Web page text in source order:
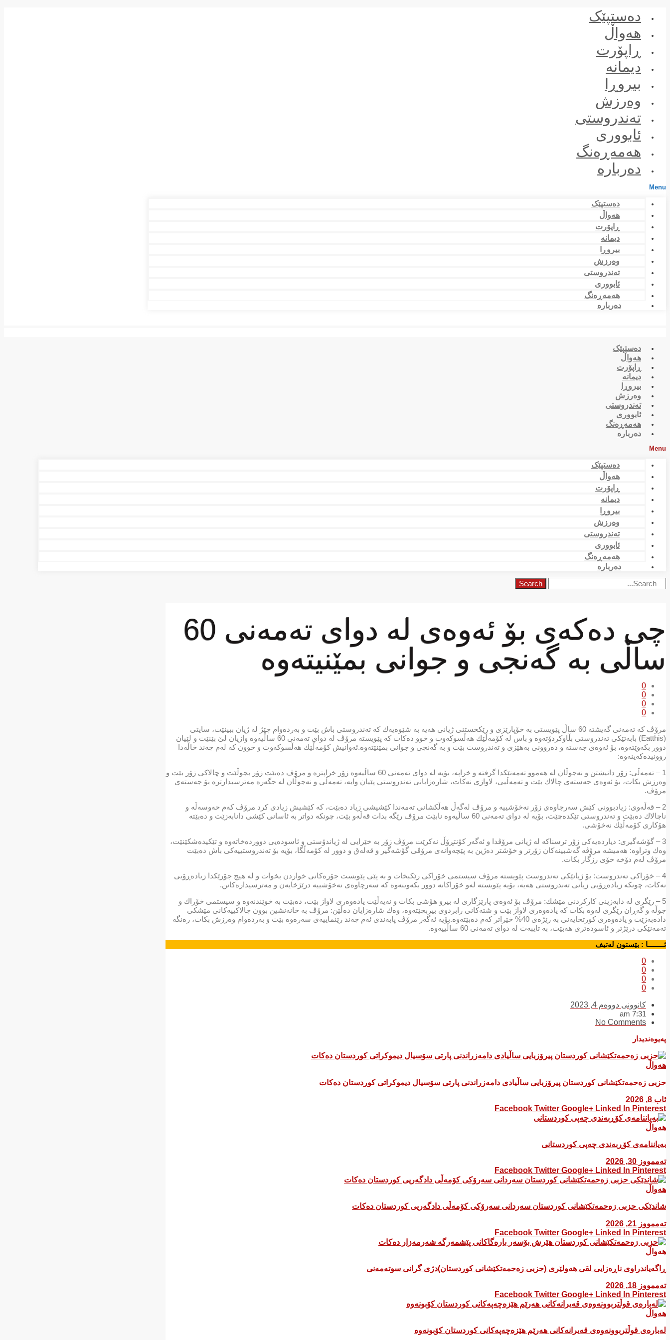
دەستپێک
هەواڵ
ڕاپۆرت
دیمانە
بیروڕا
وەرزش
تەندروستی
ئابووری
هەمەڕەنگ
دەربارە
Menu
دەستپێک
هەواڵ
ڕاپۆرت
دیمانە
بیروڕا
وەرزش
تەندروستی
ئابووری
هەمەڕەنگ
دەربارە
دەستپێک
هەواڵ
ڕاپۆرت
دیمانە
بیروڕا
وەرزش
تەندروستی
ئابووری
هەمەڕەنگ
دەربارە
Menu
دەستپێک
هەواڵ
ڕاپۆرت
دیمانە
بیروڕا
وەرزش
تەندروستی
ئابووری
هەمەڕەنگ
دەربارە
Search
چی دەكەی بۆ ئەوەی لە دوای تەمەنی 60
ساڵی بە گەنجی و جوانی بمێنیتەوە
0
0
0
0
مرۆڤ كە تەمەنی گەیشتە 60 ساڵ پێویستی بە خۆپارێزی و رێكخستنی ژیانی هەیە بە شێوەیەك كە تەندروستی باش بێت و بەردەوام چێژ لە ژیان ببینێت، سایتی
(Eatthis) بابەتێكی تەندروستی بڵاوكردۆتەوە و باس لە كۆمەڵێك هەڵسوكەوت و خوو دەكات كە پێویستە مرۆڤ لە دوای تەمەنی 60 ساڵیەوە وازیان لێ بێنێت و لێیان
دوور بكەوێتەوە، بۆ ئەوەی جەستە و دەروونی بەهێزی و تەندروست بێت و بە گەنجی و جوانی بمێنێتەوە.ئەوانیش كۆمەڵێك هەڵسوكەوت و خوون كە لەم چەند خاڵەدا
روونیدەكەینەوە:
1 – تەمەڵی: زۆر دانیشتن و نەجوڵان لە هەموو تەمەنێكدا گرفتە و خراپە، بۆیە لە دوای تەمەنی 60 ساڵیەوە زۆر خراپترە و مرۆڤ دەبێت زۆر بجوڵێت و چالاكی زۆر بێت و
وەرزش بكات، بۆ ئەوەی جەستەی چالاك بێت و تەمەڵیی، لاوازی نەكات، شارەزایانی تەندروستی پێیان وایە، تەمەڵی و نەجوڵان لە جگەرە مەترسیدارترە بۆ جەستەی
مرۆڤ.
2 – قەڵەوی: زیادبوونی كێش سەرچاوەی زۆر نەخۆشییە و مرۆڤ لەگەڵ هەڵكشانی تەمەندا كێشیشی زیاد دەبێت، كە كێشیش زیادی كرد مرۆڤ كەم حەوسەڵە و
ناچالاك دەبێت و تەندروستی تێكدەچێت، بۆیە لە دوای تەمەنی 60 ساڵیەوە نابێت مرۆڤ رێگە بدات قەڵەو بێت، چونكە دواتر بە ئاسانی كێشی دانابەزێت و دەبێتە
هۆكاری كۆمەڵێك نەخۆشی.
3 – گۆشەگیری: دیاردەیەكی زۆر ترسناكە لە ژیانی مرۆڤدا و ئەگەر كۆنتڕۆڵ نەكرێت مرۆڤ زۆر بە خێرایی لە ژیاندۆستی و ئاسودەیی دووردەخاتەوە و تێكیدەشكێنێت،
وەك وتراوە: هەمیشە مرۆڤە گەشبینەكان زۆرتر و خۆشتر دەژین بە پێچەوانەی مرۆڤی گۆشەگیر و قەلەق و دوور لە كۆمەڵگا، بۆیە بۆ تەندروستییەكی باش دەبێت
مرۆڤ لەم دۆخە خۆی رزگار بكات.
4 – خۆراكی تەندروست: بۆ ژیانێكی تەندروست پێویستە مرۆڤ سیستمی خۆراكی رێكبخات و بە پێی پێویست جۆرەكانی خواردن بخوات و لە هیچ جۆرێكدا زیادەڕۆیی
نەكات، چونكە زیادەڕۆیی زیانی تەندروستی هەیە، بۆیە پێویستە لەو خۆراكانە دوور بكەوینەوە كە سەرچاوەی نەخۆشییە درێژخایەن و مەترسیدارەكانن.
5 – رێگری لە دابەزینی كاركردنی مێشك: مرۆڤ بۆ ئەوەی پارێزگاری لە بیرو هۆشی بكات و نەیەڵێت یادەوەری لاواز بێت، دەبێت بە خوێندنەوە و سیستمی خۆراك و
جوڵە و گەڕان رێگری لەوە بكات كە یادەوەری لاواز بێت و شتەكانی رابردوی بیربچێتەوە، وەك شارەزایان دەڵێن: مرۆڤ بە خانەنشین بوون چالاكییەكانی مێشكی
دادەبەزێت و یادەوەری كورتخایەنی بە رێژەی 40% خێراتر كەم دەبێتەوە.بۆیە ئەگەر مرۆڤ پابەندی ئەم چەند رێنماییەی سەرەوە بێت و بەردەوام وەرزش بكات، رەنگە
تەمەنێكی درێژتر و ئاسودەتری هەبێت، بە تایبەت لە دوای تەمەنی 60 ساڵییەوە.
ئــــــــا : بێستون لەتیف
0
0
0
0
کانوونی دووەم 4, 2023
7:31 am
No Comments
پەیوەندیدار
هەواڵ
​حزبی زەحمەتکێشانی کوردستان پیرۆزبایی ساڵیادی دامەزراندنی پارتی سۆسیال دیموکراتی کوردستان دەکات
ئاب 8, 2026
Facebook Twitter Google+ Linked In Pinterest
هەواڵ
بەیاننامەی کۆڕبەندی چەپی کوردستانی
تەممووز 30, 2026
Facebook Twitter Google+ Linked In Pinterest
هەواڵ
شاندێکی حزبی زەحمەتکێشانی کوردستان سەردانی سەرۆکی کۆمەڵی دادگەریی کوردستان دەکات
تەممووز 21, 2026
Facebook Twitter Google+ Linked In Pinterest
هەواڵ
ڕاگەیاندراوی ناڕەزایی لقی هەولێری (حزبی زەحمەتکێشانی کوردستان)دژی گرانی سوتەمەنی
تەممووز 18, 2026
Facebook Twitter Google+ Linked In Pinterest
هەواڵ
لەبارەی قوڵتربوونەوەی قەیرانەكانی هەرێم هێزەچەپەكانی كوردستان كۆبونەوە